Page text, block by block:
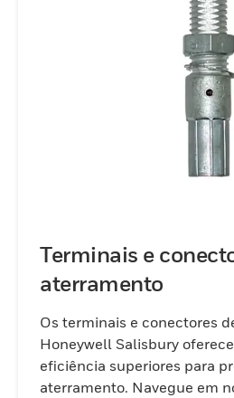
durabilidade.Escolha o
melhor se adapta às suas
desde conjuntos de
conjuntos, gramos, até
Terminais e
aterramento
Os terminais e conectores
Honeywell Salisbury
eficiência superiores para
aterramento. Navegue em